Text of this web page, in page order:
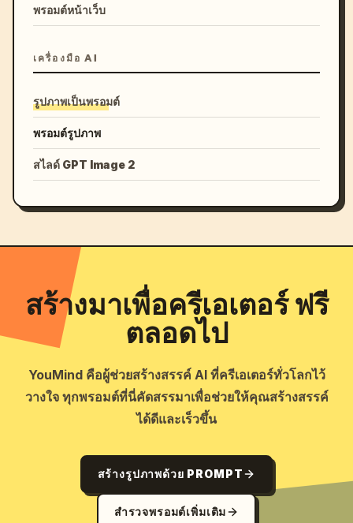
พรอมต์หน้าเว็บ
เครื่องมือ AI
รูปภาพเป็นพรอมต์
พรอมต์รูปภาพ
สไลด์ GPT Image 2
สร้างมาเพื่อครีเอเตอร์ ฟรี
ตลอดไป
YouMind คือผู้ช่วยสร้างสรรค์ AI ที่ครีเอเตอร์ทั่วโลกไว้
วางใจ ทุกพรอมต์ที่นี่คัดสรรมาเพื่อช่วยให้คุณสร้างสรรค์
ได้ดีและเร็วขึ้น
สร้างรูปภาพด้วย PROMPT
สำรวจพรอมต์เพิ่มเติม